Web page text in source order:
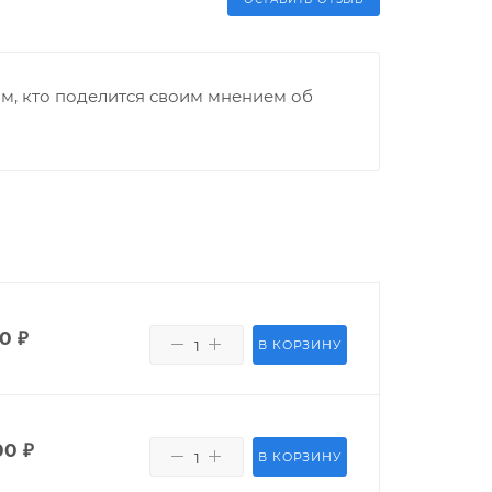
кто поделится своим мнением об
₽ В КОРЗИНУ
₽ В КОРЗИНУ